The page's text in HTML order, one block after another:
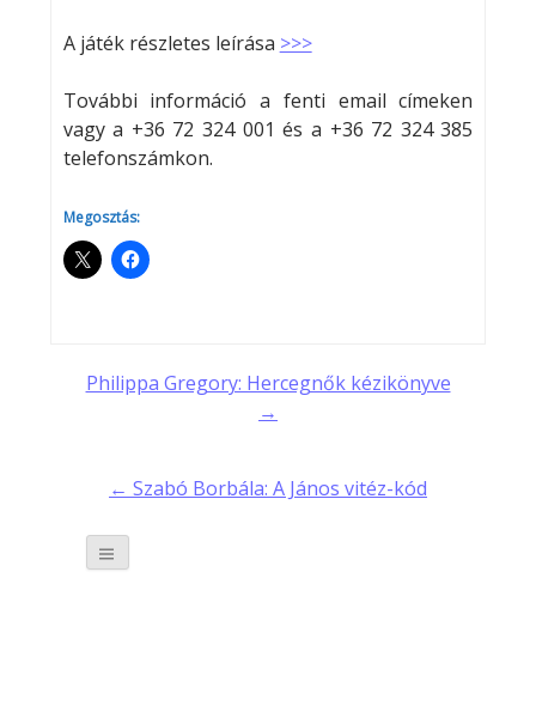
A játék részletes leírása >>>
További információ a fenti email címeken
vagy a +36 72 324 001 és a +36 72 324 385
telefonszámkon.
Megosztás:
Post
Philippa Gregory: Hercegnők kézikönyve
→
← Szabó Borbála: A János vitéz-kód